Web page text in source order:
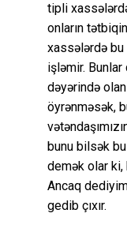
tipli
onların
xassələrdə
işləmir. Bunlar
dəyərində
öyrənməsək,
bunu bilsək
demək olar ki,
Ancaq
gedib çıxır.